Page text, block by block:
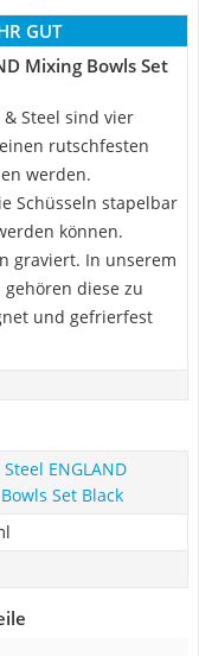
GUT
Mixing Bowls Set
& Steel sind vier
rutschfesten
werden.
Schüsseln stapelbar
können.
graviert. In unserem
diese zu
und gefrierfest
ENGLAND
Set Black